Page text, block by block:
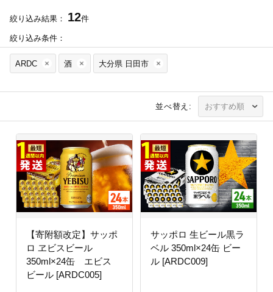
絞り込み結果： 12件
絞り込み条件：
ARDC 酒 大分県 日田市
並べ替え:
【寄附額改定】サッポ
ロ ヱビスビール
350ml×24缶 エビス
ビール [ARDC005]
サッポロ 生ビール黒ラ
ベル 350ml×24缶 ビー
ル [ARDC009]